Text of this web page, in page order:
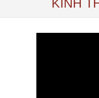
KINH